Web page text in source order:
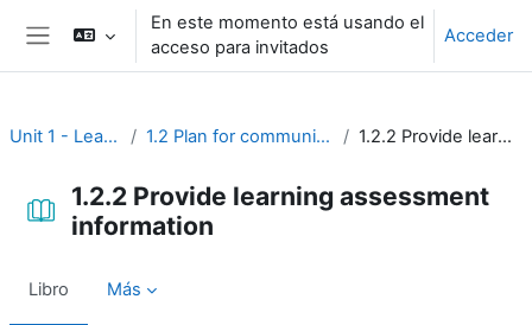
Salta al contenido principal
Panel lateral
En este momento está usando el
acceso para invitados
Acceder
Unit 1 - Learning environment 1.2 Plan for communication and learning assessment 1.2.2 Provide learning assessment information
1.2.2 Provide learning assessment
information
Libro Más